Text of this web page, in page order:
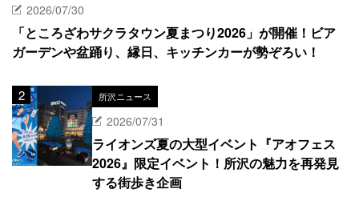
2026/07/30
「ところざわサクラタウン夏まつり2026」が開催！ビア
ガーデンや盆踊り、縁日、キッチンカーが勢ぞろい！
所沢ニュース
2026/07/31
ライオンズ夏の大型イベント『アオフェス
2026』限定イベント！所沢の魅力を再発見
する街歩き企画